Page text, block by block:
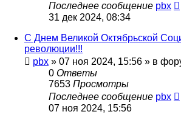
Последнее сообщение pbx
31 дек 2024, 08:34
С Днем Великой Октябрьской
революции!!!
pbx » 07 ноя 2024, 15:56 » в
0 Ответы
7653 Просмотры
Последнее сообщение pbx
07 ноя 2024, 15:56